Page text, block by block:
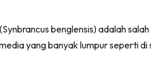
benglensis) adalah
yang banyak lumpur seperti